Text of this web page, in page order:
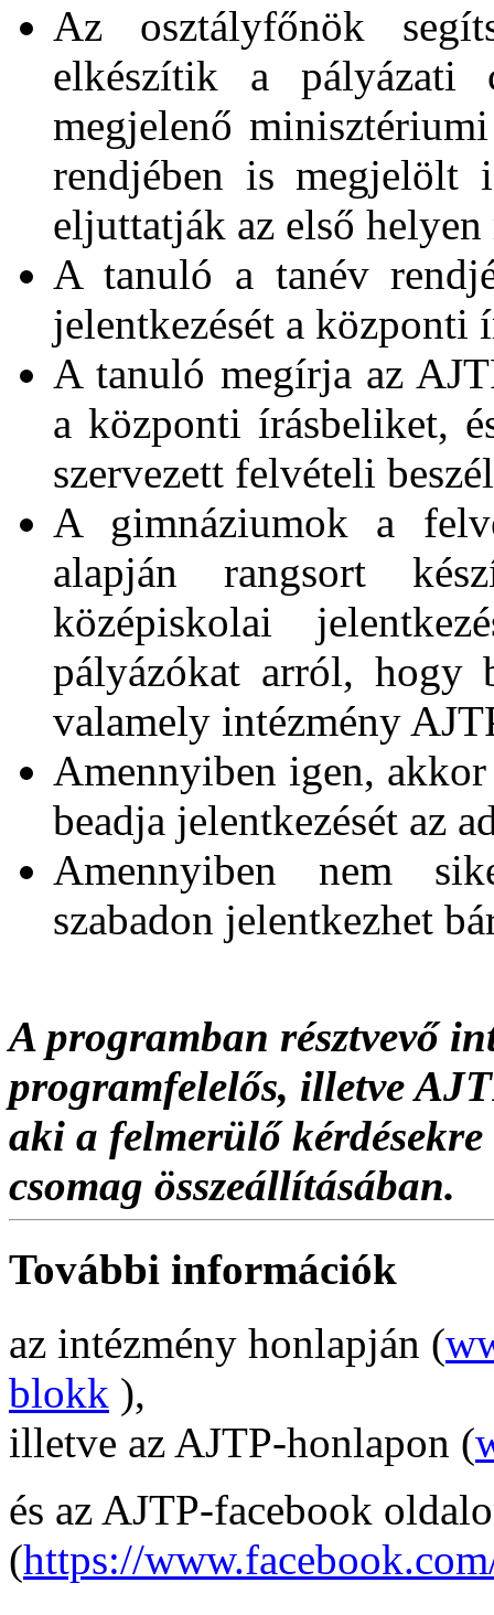
Az osztályfőnök
elkészítik a pályázati
megjelenő
rendjében is megjelölt
eljuttatják az első
A tanuló a tanév
jelentkezését a központi
A tanuló megírja az
a központi írásbeliket,
szervezett felvételi
A gimnáziumok a
alapján rangsort
középiskolai
pályázókat arról, hogy
valamely intézmény
Amennyiben igen,
beadja jelentkezését az
Amennyiben nem
szabadon jelentkezhet
A programban résztvevő
programfelelős, illetve
aki a felmerülő
csomag összeállításában.
További információk
az intézmény honlapján (
blokk ),
illetve az AJTP-honlapon (
és az AJTP-facebook
(https://